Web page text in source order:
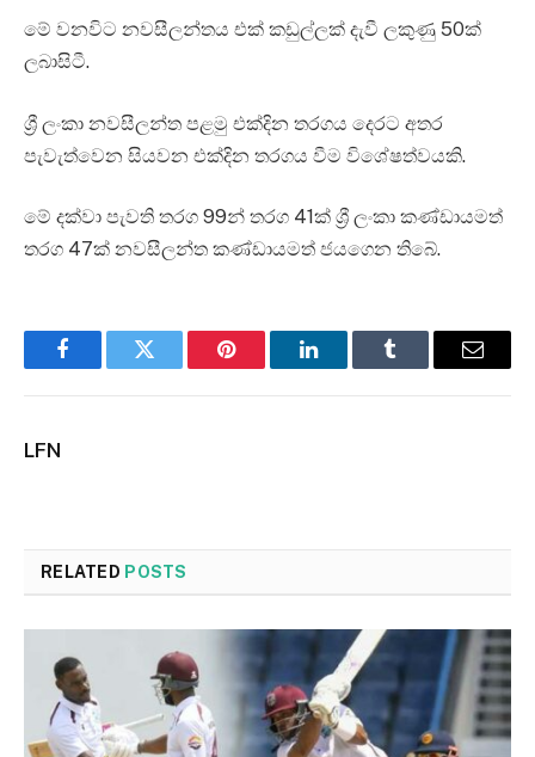
මේ වනවිට නවසීලන්තය එක් කඩුල්ලක් දැවී ලකුණු 50ක්
ලබාසිටී.
ශ්‍රී ලංකා නවසීලන්ත පළමු එක්දින තරගය දෙරට අතර
පැවැත්වෙන සියවන එක්දින තරගය වීම විශේෂත්වයකි.
මේ දක්වා පැවති තරග 99න් තරග 41ක් ශ්‍රී ලංකා කණ්ඩායමත්
තරග 47ක් නවසීලන්ත කණ්ඩායමත් ජයගෙන තිබේ.
FacebookTwitter Pinterest LinkedInTumblr Email
LFN
RELATED POSTS